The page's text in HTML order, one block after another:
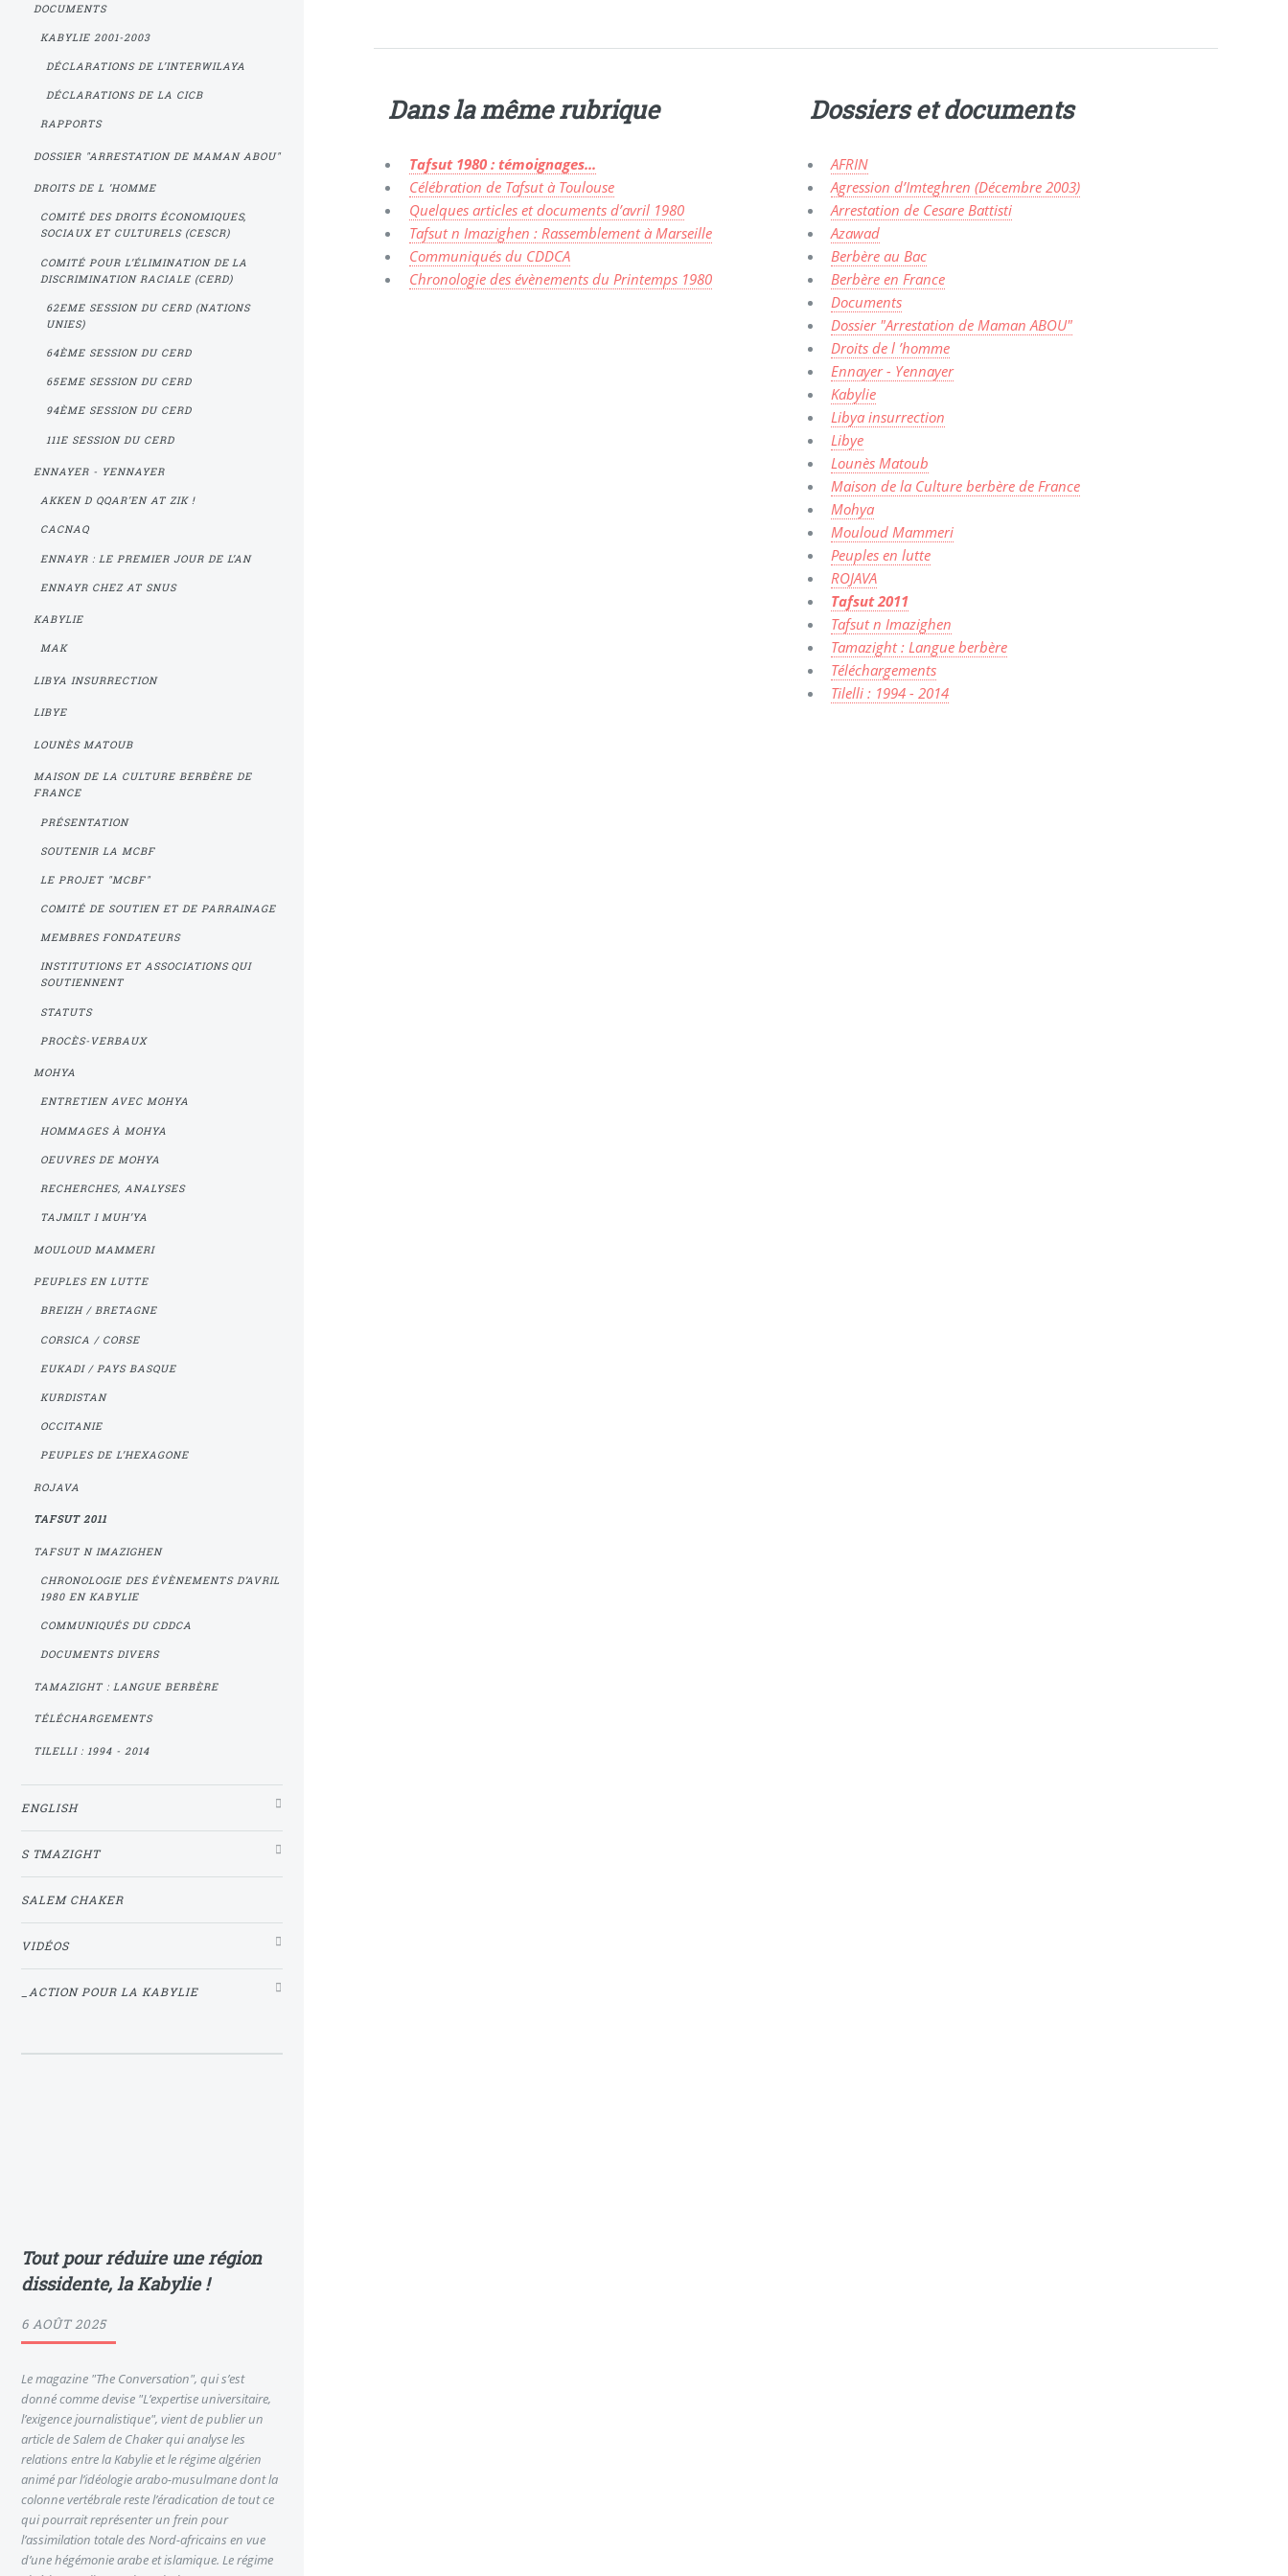
Dans la même rubrique
Tafsut 1980 : témoignages...
Célébration de Tafsut à Toulouse
Quelques articles et documents d’avril 1980
Tafsut n Imazighen : Rassemblement à Marseille
Communiqués du CDDCA
Chronologie des évènements du Printemps 1980
Dossiers et documents
AFRIN
Agression d’Imteghren (Décembre 2003)
Arrestation de Cesare Battisti
Azawad
Berbère au Bac
Berbère en France
Documents
Dossier "Arrestation de Maman ABOU"
Droits de l ’homme
Ennayer - Yennayer
Kabylie
Libya insurrection
Libye
Lounès Matoub
Maison de la Culture berbère de France
Mohya
Mouloud Mammeri
Peuples en lutte
ROJAVA
Tafsut 2011
Tafsut n Imazighen
Tamazight : Langue berbère
Téléchargements
Tilelli : 1994 - 2014
DOCUMENTS
KABYLIE 2001-2003
DÉCLARATIONS DE L’INTERWILAYA
DÉCLARATIONS DE LA CICB
RAPPORTS
DOSSIER "ARRESTATION DE MAMAN ABOU"
DROITS DE L ’HOMME
COMITÉ DES DROITS ÉCONOMIQUES,
SOCIAUX ET CULTURELS (CESCR)
COMITÉ POUR L’ÉLIMINATION DE LA
DISCRIMINATION RACIALE (CERD)
62EME SESSION DU CERD (NATIONS
UNIES)
64ÈME SESSION DU CERD
65EME SESSION DU CERD
94ÈME SESSION DU CERD
111E SESSION DU CERD
ENNAYER - YENNAYER
AKKEN D QQAR’EN AT ZIK !
CACNAQ
ENNAYR : LE PREMIER JOUR DE L’AN
ENNAYR CHEZ AT SNUS
KABYLIE
MAK
LIBYA INSURRECTION
LIBYE
LOUNÈS MATOUB
MAISON DE LA CULTURE BERBÈRE DE
FRANCE
PRÉSENTATION
SOUTENIR LA MCBF
LE PROJET "MCBF"
COMITÉ DE SOUTIEN ET DE PARRAINAGE
MEMBRES FONDATEURS
INSTITUTIONS ET ASSOCIATIONS QUI
SOUTIENNENT
STATUTS
PROCÈS-VERBAUX
MOHYA
ENTRETIEN AVEC MOHYA
HOMMAGES À MOHYA
OEUVRES DE MOHYA
RECHERCHES, ANALYSES
TAJMILT I MUH’YA
MOULOUD MAMMERI
PEUPLES EN LUTTE
BREIZH / BRETAGNE
CORSICA / CORSE
EUKADI / PAYS BASQUE
KURDISTAN
OCCITANIE
PEUPLES DE L’HEXAGONE
ROJAVA
TAFSUT 2011
TAFSUT N IMAZIGHEN
CHRONOLOGIE DES ÉVÈNEMENTS D’AVRIL
1980 EN KABYLIE
COMMUNIQUÉS DU CDDCA
DOCUMENTS DIVERS
TAMAZIGHT : LANGUE BERBÈRE
TÉLÉCHARGEMENTS
TILELLI : 1994 - 2014
ENGLISH
S TMAZIGHT
SALEM CHAKER
VIDÉOS
_ACTION POUR LA KABYLIE
Tout pour réduire une région
dissidente, la Kabylie !
6 AOÛT 2025
Le magazine "The Conversation", qui s’est
donné comme devise "L’expertise universitaire,
l’exigence journalistique", vient de publier un
article de Salem de Chaker qui analyse les
relations entre la Kabylie et le régime algérien
animé par l’idéologie arabo-musulmane dont la
colonne vertébrale reste l’éradication de tout ce
qui pourrait représenter un frein pour
l’assimilation totale des Nord-africains en vue
d’une hégémonie arabe et islamique. Le régime